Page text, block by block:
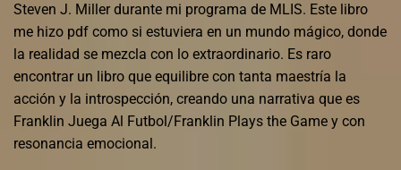
Steven J. Miller durante mi programa de MLIS. Este libro
me hizo pdf como si estuviera en un mundo mágico, donde
la realidad se mezcla con lo extraordinario. Es raro
encontrar un libro que equilibre con tanta maestría la
acción y la introspección, creando una narrativa que es
Franklin Juega Al Futbol/Franklin Plays the Game y con
resonancia emocional.